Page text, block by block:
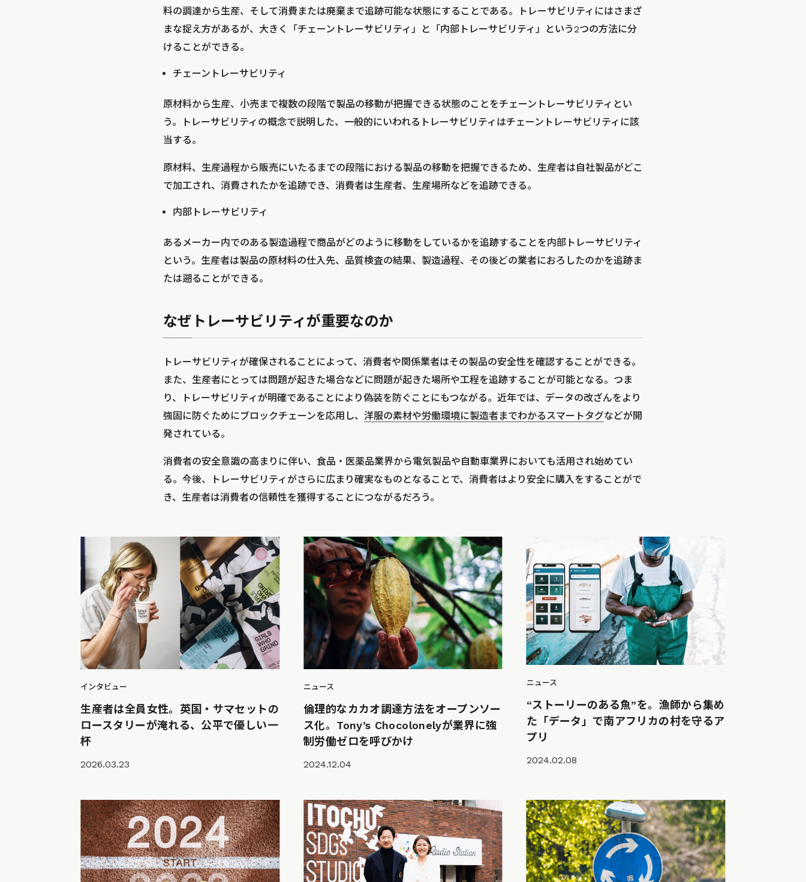
料の調達から生産、そして消費または廃棄まで追跡可能な状態にすることである。トレーサビリティにはさまざ
まな捉え方があるが、大きく「チェーントレーサビリティ」と「内部トレーサビリティ」という2つの方法に分
けることができる。
チェーントレーサビリティ
原材料から生産、小売まで複数の段階で製品の移動が把握できる状態のことをチェーントレーサビリティとい
う。トレーサビリティの概念で説明した、一般的にいわれるトレーサビリティはチェーントレーサビリティに該
当する。
原材料、生産過程から販売にいたるまでの段階における製品の移動を把握できるため、生産者は自社製品がどこ
で加工され、消費されたかを追跡でき、消費者は生産者、生産場所などを追跡できる。
内部トレーサビリティ
あるメーカー内でのある製造過程で商品がどのように移動をしているかを追跡することを内部トレーサビリティ
という。生産者は製品の原材料の仕入先、品質検査の結果、製造過程、その後どの業者におろしたのかを追跡ま
たは遡ることができる。
なぜトレーサビリティが重要なのか
トレーサビリティが確保されることによって、消費者や関係業者はその製品の安全性を確認することができる。
また、生産者にとっては問題が起きた場合などに問題が起きた場所や工程を追跡することが可能となる。つま
り、トレーサビリティが明確であることにより偽装を防ぐことにもつながる。近年では、データの改ざんをより
強固に防ぐためにブロックチェーンを応用し、 洋服の素材や労働環境に製造者までわかるスマートタグなどが開
発されている。
消費者の安全意識の高まりに伴い、食品・医薬品業界から電気製品や自動車業界においても活用され始めてい
る。今後、トレーサビリティがさらに広まり確実なものとなることで、消費者はより安全に購入をすることがで
き、生産者は消費者の信頼性を獲得することにつながるだろう。
インタビュー
生産者は全員女性。英国・サマセットの
ロースタリーが淹れる、公平で優しい一
杯
2026.03.23
ニュース
倫理的なカカオ調達方法をオープンソー
ス化。Tony’s Chocolonelyが業界に強
制労働ゼロを呼びかけ
2024.12.04
ニュース
“ストーリーのある魚”を。漁師から集め
た「データ」で南アフリカの村を守るア
プリ
2024.02.08